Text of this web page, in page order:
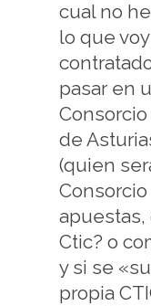
cual no
lo que
pasar en
de
(quien
Ctic? o
y si se
propia